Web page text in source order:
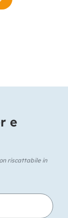
e
riscattabile in